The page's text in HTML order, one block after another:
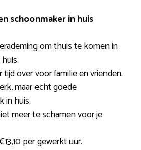
schoonmaker in huis
om thuis te komen in
tijd over voor familie en vrienden.
maar echt goede
in huis.
meer te schamen voor je
per gewerkt uur.